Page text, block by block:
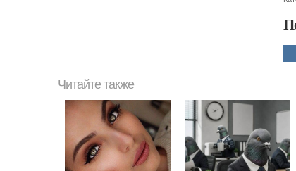
Читайте также